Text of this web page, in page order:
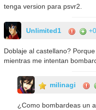
tenga version para psvr2.
Unlimited1 +0
Doblaje al castellano?
mientras me intentan
milinagi
¿Como bombardeas un